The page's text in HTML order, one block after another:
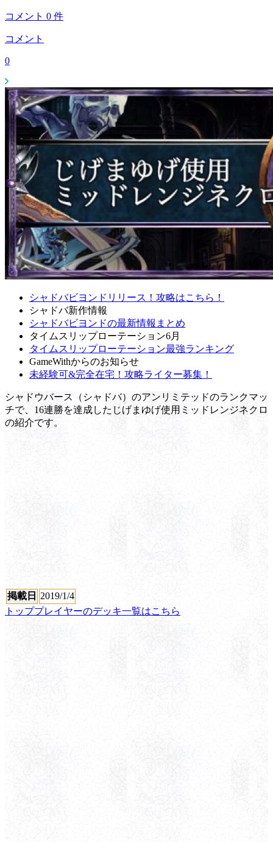
コメント 0 件
コメント
0
シャドバビヨンドリリース！攻略はこちら！
シャドバ新作情報
シャドバビヨンドの最新情報まとめ
タイムスリップローテーション6月
タイムスリップローテーション最強ランキング
GameWithからのお知らせ
未経験可&完全在宅！攻略ライター募集！
シャドウバース（シャドバ）のアンリミテッドのランクマッ
チで、16連勝を達成したじげまゆげ使用ミッドレンジネクロ
の紹介です。
掲載日
2019/1/4
トッププレイヤーのデッキ一覧はこちら